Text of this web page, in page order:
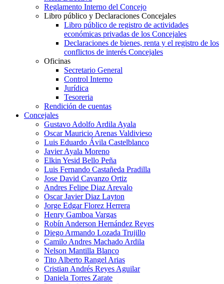
Reglamento Interno del Concejo
Libro público y Declaraciones Concejales
Libro público de registro de actividades
económicas privadas de los Concejales
Declaraciones de bienes, renta y el registro de los
conflictos de interés Concejales
Oficinas
Secretario General
Control Interno
Jurídica
Tesoreria
Rendición de cuentas
Concejales
Gustavo Adolfo Ardila Ayala
Oscar Mauricio Arenas Valdivieso
Luis Eduardo Ávila Castelblanco
Javier Ayala Moreno
Elkin Yesid Bello Peña
Luis Fernando Castañeda Pradilla
Jose David Cavanzo Ortiz
Andres Felipe Diaz Arevalo
Oscar Javier Diaz Layton
Jorge Edgar Florez Herrera
Henry Gamboa Vargas
Robín Anderson Hernández Reyes
Diego Armando Lozada Trujillo
Camilo Andres Machado Ardila
Nelson Mantilla Blanco
Tito Alberto Rangel Arias
Cristian Andrés Reyes Aguilar
Daniela Torres Zarate